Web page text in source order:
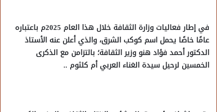
في إطار فعاليات وزارة الثقافة خلال هذا العام 2025م باعتباره
عامًا خاصًا يحمل اسم كوكب الشرق، والذي أعلن عنه الأستاذ
الدكتور أحمد فؤاد هنو وزير الثقافة؛ بالتزامن مع الذكرى
الخمسين لرحيل سيدة الغناء العربي أم كلثوم ..